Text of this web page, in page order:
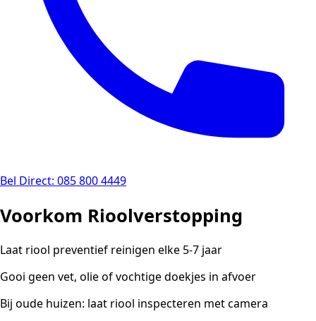
Bel Direct: 085 800 4449
Voorkom Rioolverstopping
Laat riool preventief reinigen elke 5-7 jaar
Gooi geen vet, olie of vochtige doekjes in afvoer
Bij oude huizen: laat riool inspecteren met camera